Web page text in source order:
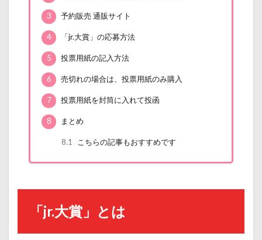
3 予約販売 通販サイト
4 「jr.大賞」の応募方法
5 投票用紙の記入方法
6 売切れの場合は、投票用紙のみ購入
7 投票用紙を封筒に入れて投函
8 まとめ
8.1 こちらの記事もおすすめです
「jr.大賞」とは